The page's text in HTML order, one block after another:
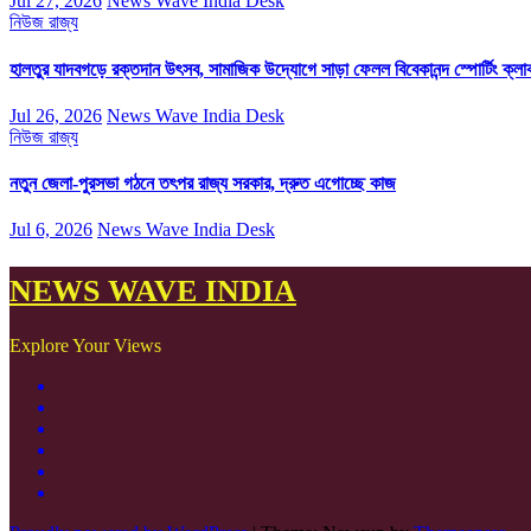
নিউজ রাজ্য
হালতুর যাদবগড়ে রক্তদান উৎসব, সামাজিক উদ্যোগে সাড়া ফেলল বিবেকানন্দ স্পোর্টিং
Jul 26, 2026 News Wave India Desk
নিউজ রাজ্য
নতুন জেলা-পুরসভা গঠনে তৎপর রাজ্য সরকার, দ্রুত এগোচ্ছে কাজ
Jul 6, 2026 News Wave India Desk
NEWS WAVE INDIA
Explore Your Views